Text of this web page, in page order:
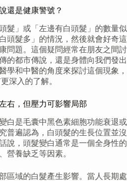
還是健康警號？
髮」或「左邊有白頭髮」的數量似
頭髮多」的情況，然後就會好奇這
問題。這個疑問經常在朋友之間討
的都市傳說，還是身體向我們發出
學和中醫的角度來探討這個現象，
深入的了解。
右，但壓力可影響局部
白是毛囊中黑色素細胞功能衰退或
普遍認為，白頭髮的生長位置並沒
說，頭髮變白通常是一個全身性的
營養缺乏等因素。
區域的白髮產生影響。當人長期處